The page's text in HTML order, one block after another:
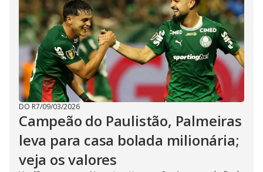
DO R7/09/03/2026
Campeão do Paulistão, Palmeiras
leva para casa bolada milionária;
veja os valores